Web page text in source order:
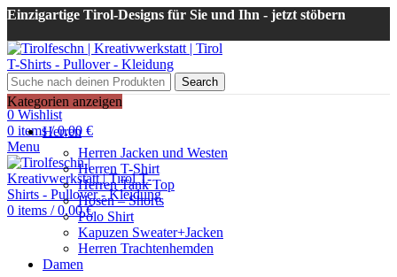
Einzigartige Tirol-Designs für Sie und Ihn - jetzt stöbern
Search
Login / Register
0 Wishlist
0 items / 0,00 €
Menu
0 items / 0,00€
Kategorien anzeigen
Herren
Herren Jacken und Westen
Herren T-Shirt
Herren Tank Top
Hosen – Shorts
Polo Shirt
Kapuzen Sweater+Jacken
Herren Trachtenhemden
Damen